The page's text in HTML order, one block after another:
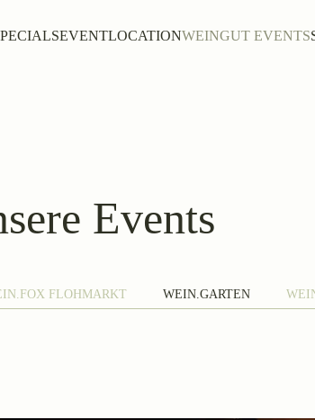
EVENTLOCATIONWEINGUT EVENTS
Events
FLOHMARKT WEIN.GARTEN